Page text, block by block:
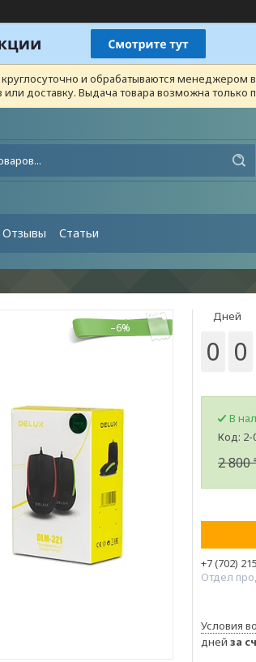
и обрабатываются
доставку. Выдача товара возможна
Отзывы Статьи
–6%
Дней
0 0
В
Код: 2-
2 800
+7 (702)
Отдел
дней за